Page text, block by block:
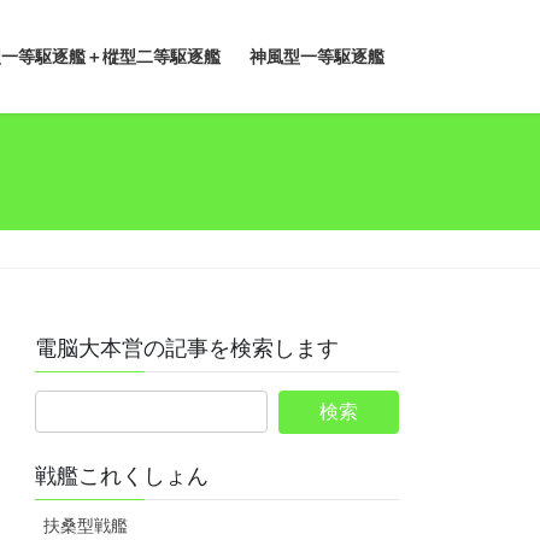
等駆逐艦＋樅型二等駆逐艦 神風型一等駆逐艦
電脳大本営の記事を検索します
戦艦これくしょん
扶桑型戦艦